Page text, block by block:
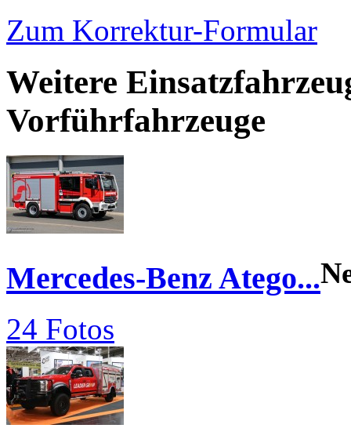
Zum Korrektur-Formular
Weitere
Vorführfahrzeuge
Mercedes-Benz Atego...
24 Fotos